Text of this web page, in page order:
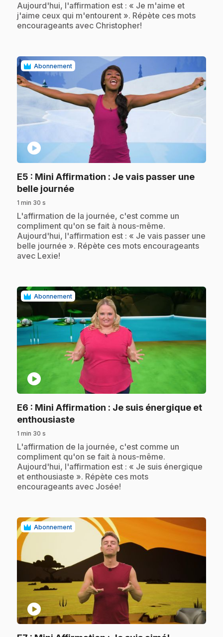
Aujourd'hui, l'affirmation est : « Je m'aime et
j'aime ceux qui m'entourent ». Répète ces mots
encourageants avec Christopher!
Abonnement
play_circle
E5 : Mini Affirmation : Je vais passer une
belle journée.
1 min 30 s
.L'affirmation de la journée, c'est comme un
compliment qu'on se fait à nous-même.
Aujourd'hui, l'affirmation est : « Je vais passer une
belle journée ». Répète ces mots encourageants
avec Lexie!
Abonnement
play_circle
E6 : Mini Affirmation : Je suis énergique et
enthousiaste.
1 min 30 s
.L'affirmation de la journée, c'est comme un
compliment qu'on se fait à nous-même.
Aujourd'hui, l'affirmation est : « Je suis énergique
et enthousiaste ». Répète ces mots
encourageants avec Josée!
Abonnement
play_circle